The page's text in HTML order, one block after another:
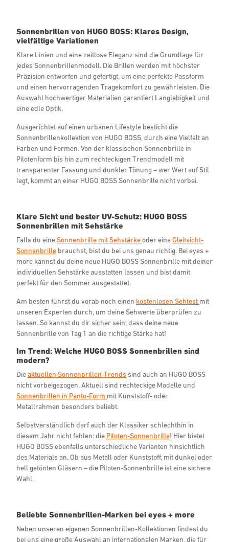
Sonnenbrillen von HUGO BOSS: Klares Design,
vielfältige Variationen
Klare Linien und eine zeitlose Eleganz sind die Grundlage für
jedes Sonnenbrillenmodell. Die Brillen werden mit höchster
Präzision entworfen und gefertigt, um eine perfekte Passform
und einen hervorragenden Tragekomfort zu gewährleisten. Die
Auswahl hochwertiger Materialien garantiert Langlebigkeit und
eine edle Optik.
Ausgerichtet auf einen urbanen Lifestyle besticht die
Sonnenbrillenkollektion von HUGO BOSS, durch eine Vielfalt an
Farben und Formen. Von der klassischen Sonnenbrille in
Pilotenform bis hin zum rechteckigen Trendmodell mit
transparenter Fassung und dunkler Tönung – wer Wert auf Stil
legt, kommt an einer HUGO BOSS Sonnenbrille nicht vorbei.
Klare Sicht und bester UV-Schutz: HUGO BOSS
Sonnenbrillen mit Sehstärke
Falls du eineSonnenbrille mit Sehstärkeoder eineGleitsicht-
Sonnenbrille brauchst, bist du bei uns genau richtig. Bei eyes +
more kannst du deine neue HUGO BOSS Sonnenbrille mit deiner
individuellen Sehstärke ausstatten lassen und bist damit
perfekt für den Sommer ausgestattet.
Am besten führst du vorab noch einen kostenlosen Sehtest mit
unseren Experten durch, um deine Sehwerte überprüfen zu
lassen. So kannst du dir sicher sein, dass deine neue
Sonnenbrille von Tag 1 an die richtige Stärke hat!
Im Trend: Welche HUGO BOSS Sonnenbrillen sind
modern?
Dieaktuellen Sonnenbrillen-Trends sind auch an HUGO BOSS
nicht vorbeigezogen. Aktuell sind rechteckige Modelle und
Sonnenbrillen in Panto-Form mit Kunststoff- oder
Metallrahmen besonders beliebt.
Selbstverständlich darf auch der Klassiker schlechthin in
diesem Jahr nicht fehlen: die Piloten-Sonnenbrille! Hier bietet
HUGO BOSS ebenfalls unterschiedliche Varianten hinsichtlich
des Materials an. Ob aus Metall oder Kunststoff, mit dunkel oder
hell getönten Gläsern – die Piloten-Sonnenbrille ist eine sichere
Wahl.
Beliebte Sonnenbrillen-Marken bei eyes + more
Neben unseren eigenen Sonnenbrillen-Kollektionen findest du
bei uns eine große Auswahl an internationalen Marken, die für